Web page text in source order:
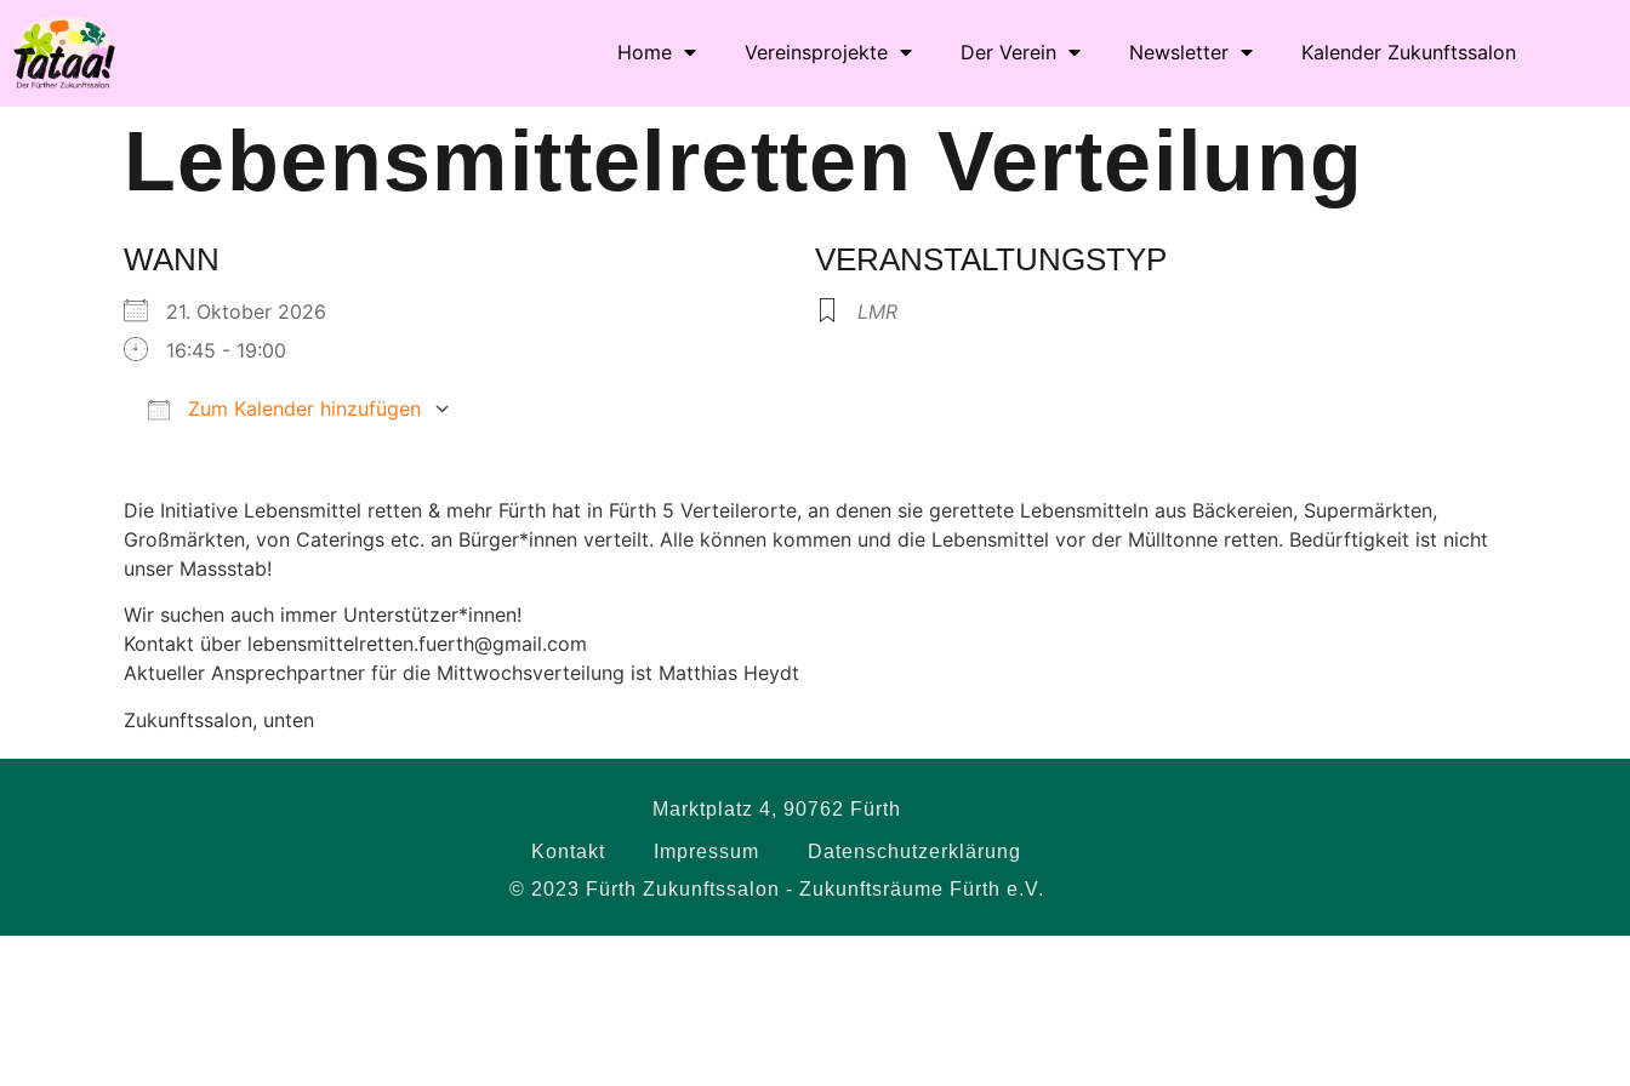
Home Vereinsprojekte Der Verein Newsletter Kalender Zukunftssalon
Lebensmittelretten Verteilung
WANN
21. Oktober 2026
16:45 - 19:00
Zum Kalender hinzufügen
VERANSTALTUNGSTYP
LMR
Die Initiative Lebensmittel retten & mehr Fürth hat in Fürth 5 Verteilerorte, an denen sie gerettete Lebensmitteln aus Bäckereien, Supermärkten,
Großmärkten, von Caterings etc. an Bürger*innen verteilt. Alle können kommen und die Lebensmittel vor der Mülltonne retten. Bedürftigkeit ist nicht
unser Massstab!
Wir suchen auch immer Unterstützer*innen!
Kontakt über lebensmittelretten.fuerth@gmail.com
Aktueller Ansprechpartner für die Mittwochsverteilung ist Matthias Heydt
Zukunftssalon, unten
Marktplatz 4, 90762 Fürth
Kontakt Impressum
Datenschutzerklärung
© 2023 Fürth Zukunftssalon - Zukunftsräume Fürth e.V.